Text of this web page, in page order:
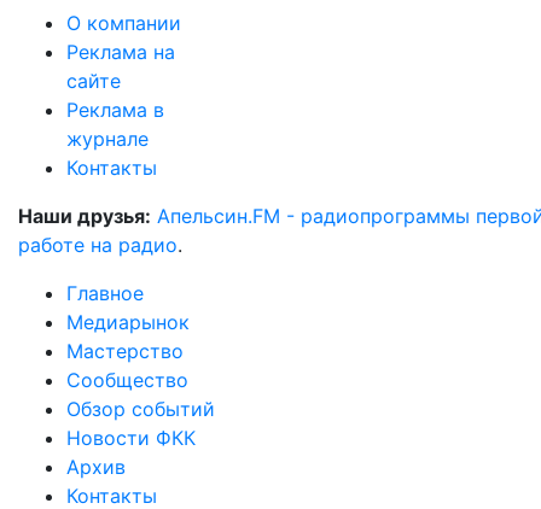
О компании
Реклама на
сайте
Реклама в
журнале
Контакты
Наши друзья: Апельсин.FM - радиопрограммы
работе на радио.
Главное
Медиарынок
Мастерство
Сообщество
Обзор событий
Новости ФКК
Архив
Контакты